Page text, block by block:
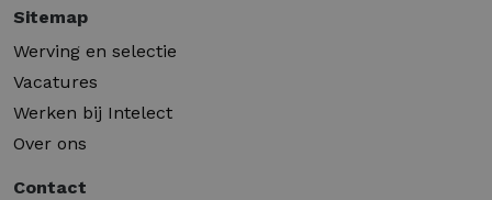
Sitemap
Werving en selectie
Vacatures
Werken bij Intelect
Over ons
Contact